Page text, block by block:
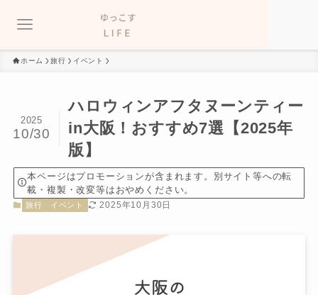
ホーム 旅行 イベント
ハロウィンアフタヌーンティー
in大阪！おすすめ7選【2025年
版】
2025
10/30
本ページはプロモーションが含まれます。別サイト等への転
載・複製・改変等はおやめください。
旅行 イベント 2025年10月30日